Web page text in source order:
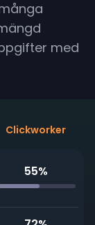
med
Clickworker
55%